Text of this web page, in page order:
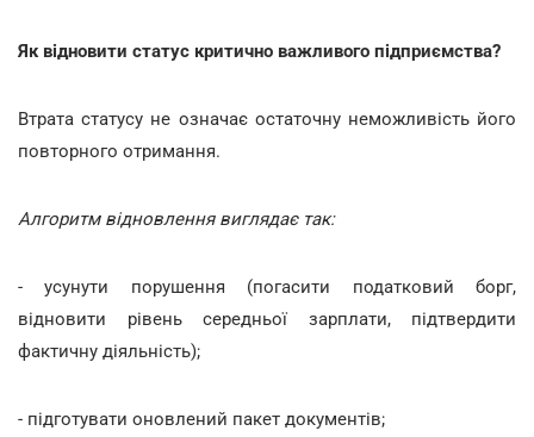
Як відновити статус критично важливого підприємства?
Втрата статусу не означає остаточну неможливість його
повторного отримання.
Алгоритм відновлення виглядає так:
- усунути порушення (погасити податковий борг,
відновити рівень середньої зарплати, підтвердити
фактичну діяльність);
- підготувати оновлений пакет документів;